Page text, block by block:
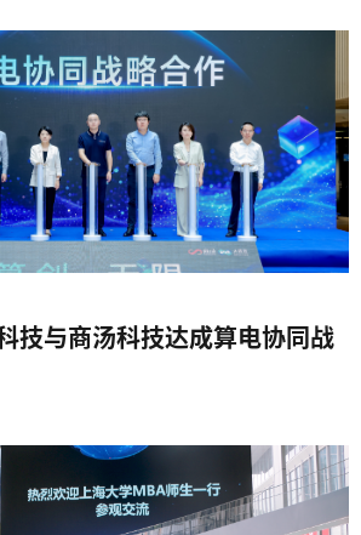
技与商汤科技达成算电协同战